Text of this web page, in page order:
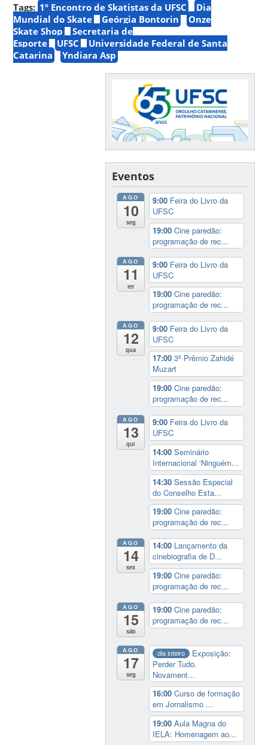
Tags: 1º Encontro de Skatistas da UFSC
Dia
Mundial do Skate
Geórgia Bontorin
Onze
Skate Shop
Secretaria de
Esporte
UFSC
Universidade Federal de Santa
Catarina
Yndiara Asp
Eventos
AGO
10
seg
9:00 Feira do Livro da
UFSC
19:00Cine paredão:
programação de rec...
AGO
11
ter
9:00 Feira do Livro da
UFSC
19:00Cine paredão:
programação de rec...
AGO
12
qua
9:00 Feira do Livro da
UFSC
17:003º Prêmio Zahidé
Muzart
19:00Cine paredão:
programação de rec...
AGO
13
qui
9:00 Feira do Livro da
UFSC
14:00Seminário
Internacional ‘Ninguém...
14:30Sessão Especial
do Conselho Esta...
19:00Cine paredão:
programação de rec...
AGO
14
sex
14:00 Lançamento da
cinebiografia de D...
19:00Cine paredão:
programação de rec...
AGO
15
sáb
19:00Cine paredão:
programação de rec...
AGO
17
seg
dia inteiro
Exposição:
Perder Tudo.
Novament...
16:00Curso de formação
em Jornalismo ...
19:00Aula Magna do
IELA: Homenagem ao...